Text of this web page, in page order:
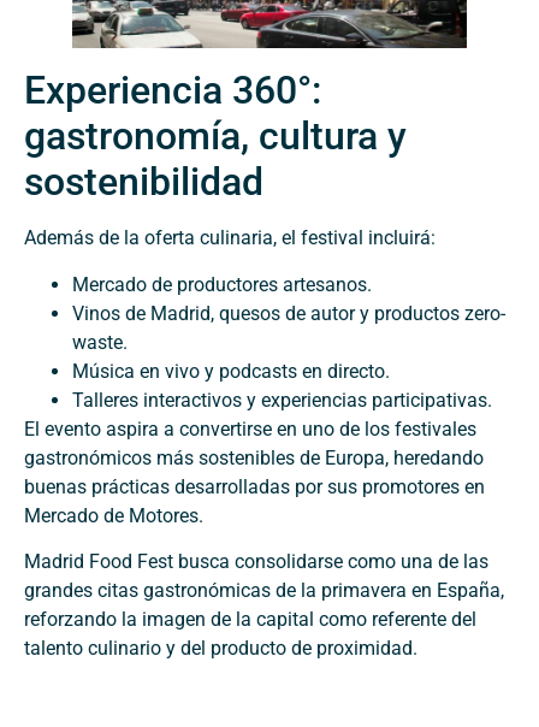
Experiencia 360°:
gastronomía, cultura y
sostenibilidad
Además de la oferta culinaria, el festival incluirá:
Mercado de productores artesanos.
Vinos de Madrid, quesos de autor y productos zero-
waste.
Música en vivo y podcasts en directo.
Talleres interactivos y experiencias participativas.
El evento aspira a convertirse en uno de los festivales
gastronómicos más sostenibles de Europa, heredando
buenas prácticas desarrolladas por sus promotores en
Mercado de Motores.
Madrid Food Fest busca consolidarse como una de las
grandes citas gastronómicas de la primavera en España,
reforzando la imagen de la capital como referente del
talento culinario y del producto de proximidad.